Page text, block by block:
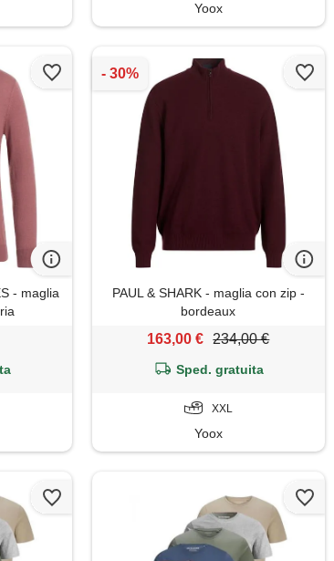
Yoox
- maglia
PAUL & SHARK - maglia con zip -
bordeaux
163,00 € 234,00 €
Sped. gratuita
XXL
Yoox